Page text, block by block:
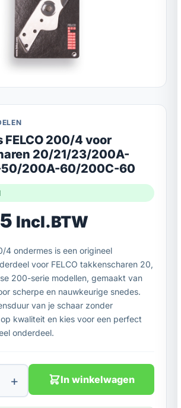
FELCO 200/4 voor
20/21/23/200A-
200A-60/200C-60
Incl.BTW
4 ondermes is een origineel
voor FELCO takkenscharen 20,
200-serie modellen, gemaakt van
scherpe en nauwkeurige snedes.
van je schaar zonder
kwaliteit en kies voor een perfect
onderdeel.
+ In winkelwagen